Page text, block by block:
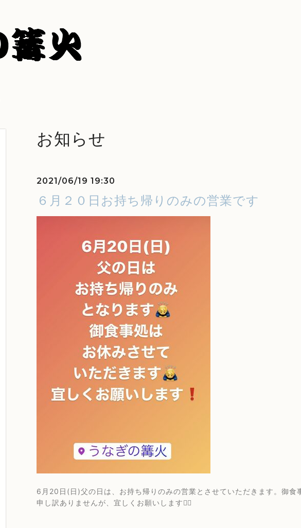
お知らせ
2021/06/19 19:30
６月２０日お持ち帰りのみの営業です
6月20日(日)父の日は、お持ち帰りのみの営業とさせていただきます。御食
申し訳ありませんが、宜しくお願いします🙇‍♂️